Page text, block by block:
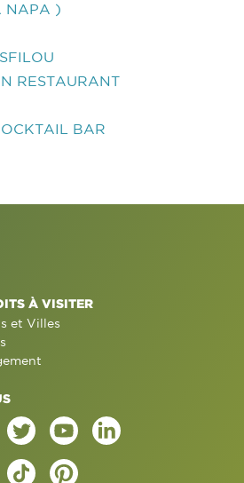
NAPA )
RESTAURANT
BAR
À VISITER
et Villes